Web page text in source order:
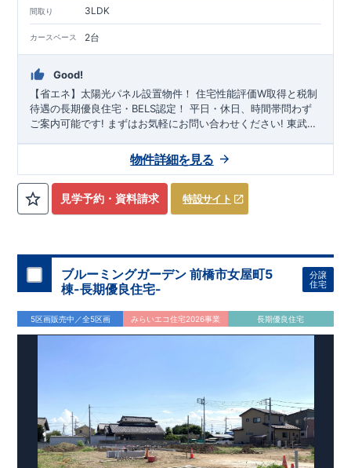
間取り 3LDK
カースペース 2台
Good!
【省エネ】太陽光パネル設置物件！ 住宅性能評価W取得と税制
待遇の長期優良住宅・BELS認定！ 平日・休日、時間帯問わず
ご案内可能です! まずはお気軽にお問い合わせください! 東武ア
ン・京浜東北根岸線・埼京線「大宮」 駅バス利用可
上利用可能で通勤・通学にとても便利です
分、 大宮八幡中学校徒歩18-19分! お子様の通学も安心です♪
物件のポイント 敷地は、38坪～ 駐車スペースは『
校、保育園、コンビニ、スーパー、公園、病院など
『リビング収納』 ◆こだわりの内装！ ・LDKは空間演出した折
り上げ天井 ・開放感のある『アイランド風オープンキッチン』
・2階の主寝室は、仕切れる『主寝室可変型』
タイプです ・突
便利な設備！ ・掃除に便利な『バルコニー水栓』 ・雨の日で
も洗濯物が干せる『室内物干』 ・梅雨時や花粉の時期のお洗濯
見学予約・資料請求 特設サイト
物件詳細を見る
ブルーミングガーデン 前橋市女屋町5
棟-長期優良住宅-
分譲
住宅
5区画販売中／全5区画 みらいエコ住宅2026事業 長期優良住宅